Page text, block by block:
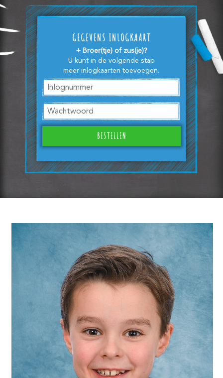
GEGEVENS INLOGKAART
+ Broer(tje) of zus(je)?
U kunt in de volgende stap
meer inlogkaarten toevoegen.